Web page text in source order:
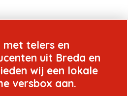
met telers en
uit Breda en
wij een lokale
versbox aan.